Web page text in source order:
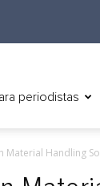
periodistas
Handling